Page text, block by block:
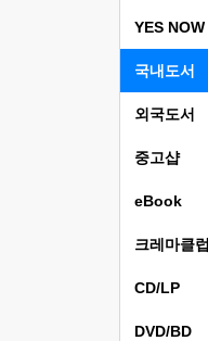
YES NOW
국내도서
외국도서
중고샵
eBook
크레마클럽
CD/LP
DVD/BD